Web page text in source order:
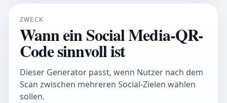
ZWECK
Wann ein Social Media-QR-
Code sinnvoll ist
Dieser Generator passt, wenn Nutzer nach dem
Scan zwischen mehreren Social-Zielen wählen
sollen.